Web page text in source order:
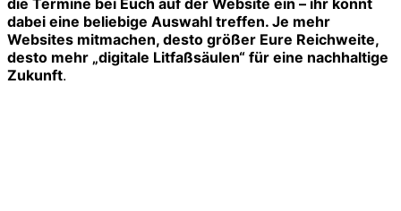
dabei eine beliebige Auswahl treffen. Je mehr
Websites mitmachen, desto größer Eure Reichweite,
desto mehr „digitale Litfaßsäulen“ für eine nachhaltige
Zukunft.